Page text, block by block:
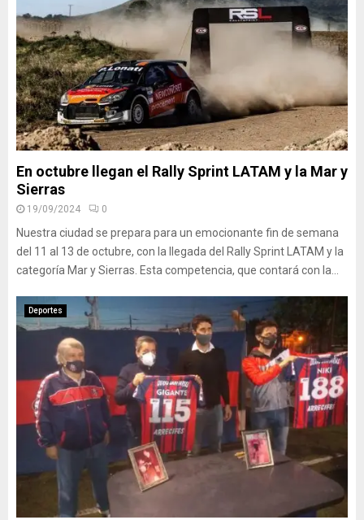
En octubre llegan el Rally Sprint LATAM y la Mar y
Sierras
19/09/2024 0
Nuestra ciudad se prepara para un emocionante fin de semana
del 11 al 13 de octubre, con la llegada del Rally Sprint LATAM y la
categoría Mar y Sierras. Esta competencia, que contará con la...
Deportes